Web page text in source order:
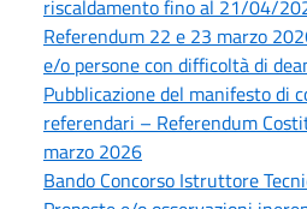
riscaldamento fino al 21/04/
Referendum 22 e 23 marzo
e/o persone con difficoltà di
Pubblicazione del manifesto di
referendari – Referendum
marzo 2026
Bando Concorso Istruttore